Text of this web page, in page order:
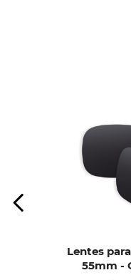
Lentes
55mm -